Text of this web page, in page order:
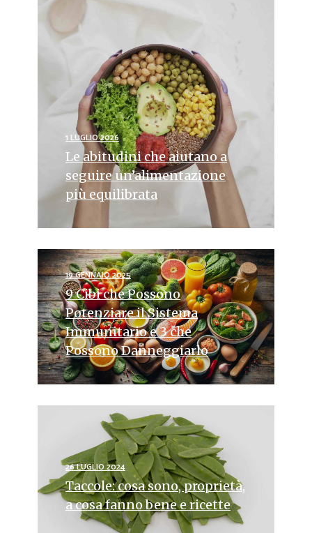
1 LUGLIO 2026
Le abitudini che aiutano a
seguire un’alimentazione
più equilibrata
19 GENNAIO 2025
9 Cibi che Possono
Potenziare il Sistema
Immunitario e 3 che
Possono Danneggiarlo
26 LUGLIO 2024
Taccole: cosa sono, proprietà,
a cosa fanno bene e ricette